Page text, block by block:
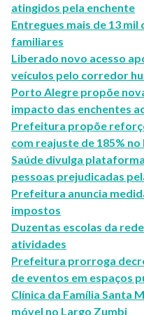
atingidos pela enchente
Entregues mais de 13
familiares
Liberado novo acesso
veículos pelo corredor
Porto Alegre propõe
impacto das enchentes
Prefeitura propõe
com reajuste de 185%
Saúde divulga
pessoas prejudicadas
Prefeitura anuncia
impostos
Duzentas escolas da
atividades
Prefeitura prorroga
de eventos em espaços
Clínica da Família Santa
móvel no Largo Zumbi